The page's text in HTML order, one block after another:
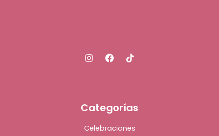
Categorías
Celebraciones